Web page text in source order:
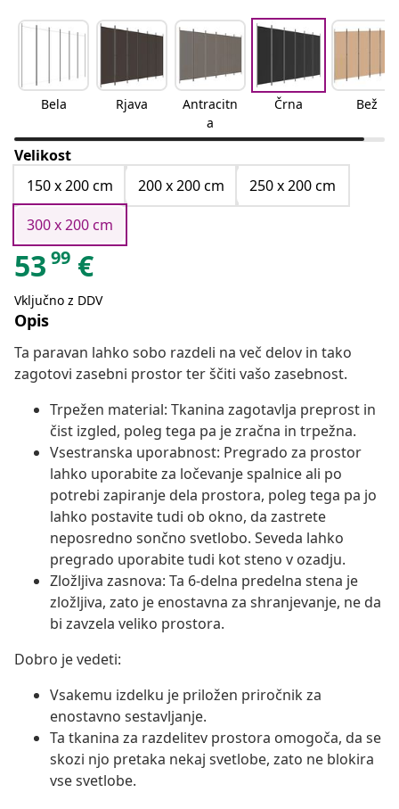
Bela Rjava
Antracitn
a
Črna Bež
Velikost
150 x 200 cm
200 x 200 cm
250 x 200 cm
300 x 200 cm
53 99 €
Vključno z DDV
Opis
Ta paravan lahko sobo razdeli na več delov in tako
zagotovi zasebni prostor ter ščiti vašo zasebnost.
Trpežen material: Tkanina zagotavlja preprost in
čist izgled, poleg tega pa je zračna in trpežna.
Vsestranska uporabnost: Pregrado za prostor
lahko uporabite za ločevanje spalnice ali po
potrebi zapiranje dela prostora, poleg tega pa jo
lahko postavite tudi ob okno, da zastrete
neposredno sončno svetlobo. Seveda lahko
pregrado uporabite tudi kot steno v ozadju.
Zložljiva zasnova: Ta 6-delna predelna stena je
zložljiva, zato je enostavna za shranjevanje, ne da
bi zavzela veliko prostora.
Dobro je vedeti:
Vsakemu izdelku je priložen priročnik za
enostavno sestavljanje.
Ta tkanina za razdelitev prostora omogoča, da se
skozi njo pretaka nekaj svetlobe, zato ne blokira
vse svetlobe.